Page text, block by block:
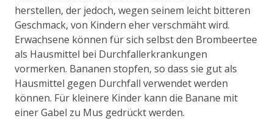
herstellen, der jedoch, wegen seinem leicht bitteren
Geschmack, von Kindern eher verschmäht wird.
Erwachsene können für sich selbst den Brombeertee
als Hausmittel bei Durchfallerkrankungen
vormerken. Bananen stopfen, so dass sie gut als
Hausmittel gegen Durchfall verwendet werden
können. Für kleinere Kinder kann die Banane mit
einer Gabel zu Mus gedrückt werden.